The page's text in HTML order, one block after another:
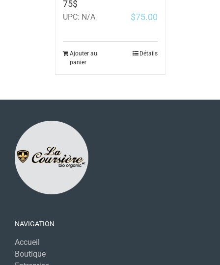
75$
UPC: N/A $75.00
Ajouter au
panier
Détails
NAVIGATION
Accueil
Boutique